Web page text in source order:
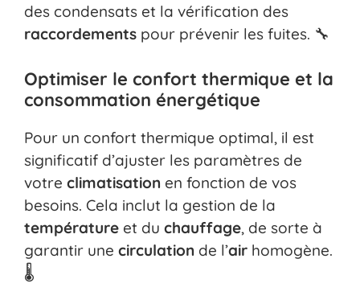
des condensats et la vérification des
raccordements pour prévenir les fuites. 🔧
Optimiser le confort thermique et la
consommation énergétique
Pour un confort thermique optimal, il est
significatif d’ajuster les paramètres de
votre climatisation en fonction de vos
besoins. Cela inclut la gestion de la
température et du chauffage, de sorte à
garantir une circulation de l’air homogène.
🌡️